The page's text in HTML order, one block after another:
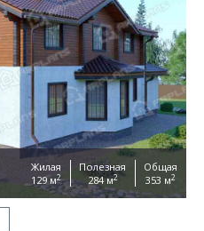
Жилая
129 м2
Полезная
284 м2
Общая
353 м2